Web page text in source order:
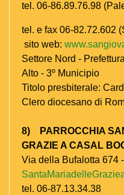
tel. 06-86.89.76.98
tel. e fax 06-82.72.602
sito web:
Settore Nord -
Alto - 3º Municipio
Titolo presbiterale:
Clero diocesano di
8) PARROCCHIA
GRAZIE A CASAL
Via della Bufalotta 674
tel. 06-87.13.34.38